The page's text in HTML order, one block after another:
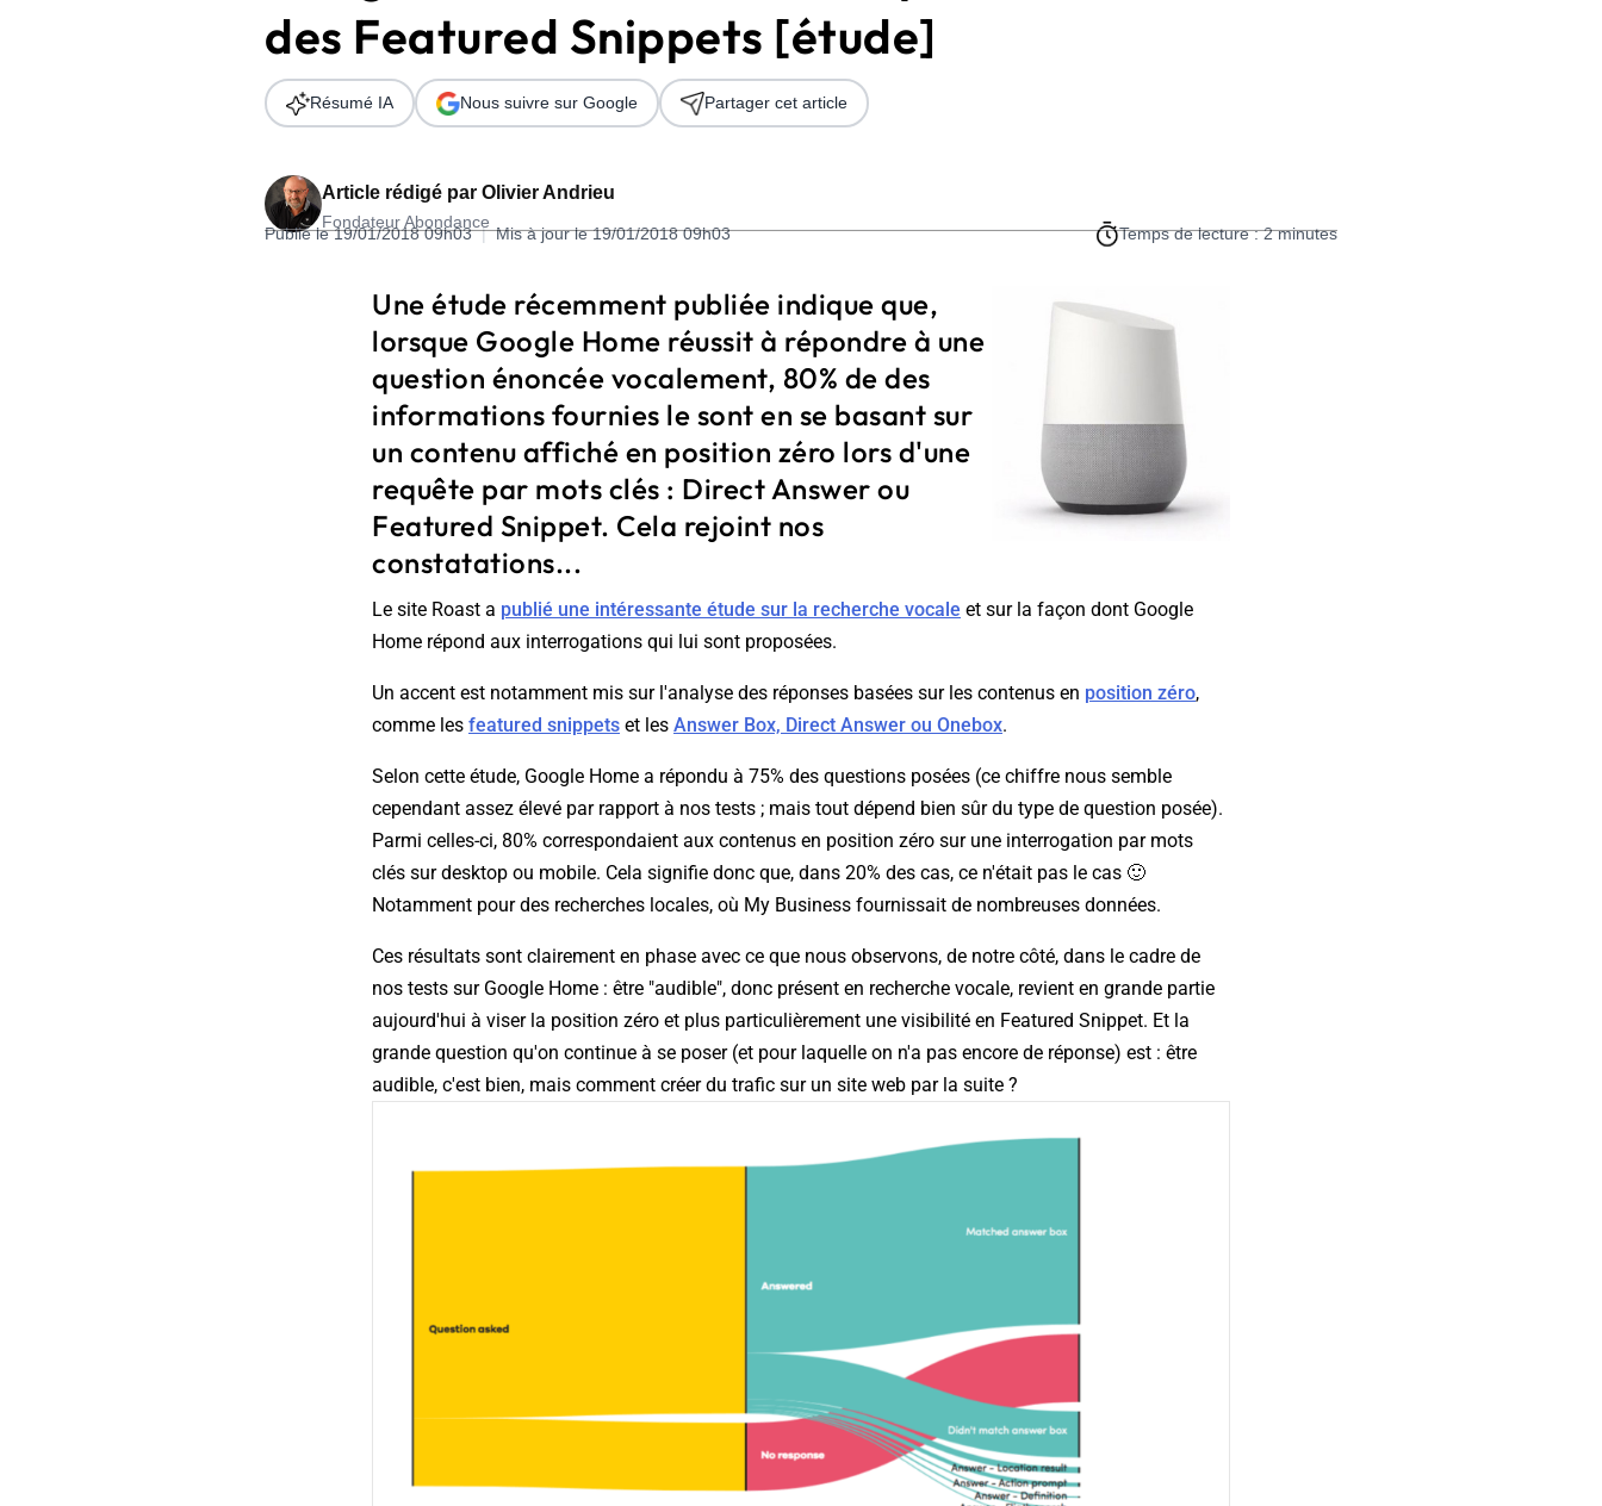
Télécharger l'Ebook
Formation SEO & GEO - Edition 2026
des Featured Snippets [étude]
Article rédigé par Olivier Andrieu
Fondateur Abondance
Publié le 19/01/2018 09h03 | Mis à jour le 19/01/2018 09h03 Temps de lecture : 2 minutes
Résumé IA Nous suivre sur Google Partager cet article
Une étude récemment publiée indique que,
lorsque Google Home réussit à répondre à une
question énoncée vocalement, 80% de des
informations fournies le sont en se basant sur
un contenu affiché en position zéro lors d'une
requête par mots clés : Direct Answer ou
Featured Snippet. Cela rejoint nos
constatations...
Le site Roast a publié une intéressante étude sur la recherche vocale et sur la façon dont Google
Home répond aux interrogations qui lui sont proposées.
Un accent est notamment mis sur l'analyse des réponses basées sur les contenus en position zéro,
comme les featured snippets et les Answer Box, Direct Answer ou Onebox.
Selon cette étude, Google Home a répondu à 75% des questions posées (ce chiffre nous semble
cependant assez élevé par rapport à nos tests ; mais tout dépend bien sûr du type de question posée).
Parmi celles-ci, 80% correspondaient aux contenus en position zéro sur une interrogation par mots
clés sur desktop ou mobile. Cela signifie donc que, dans 20% des cas, ce n'était pas le cas 🙂
Notamment pour des recherches locales, où My Business fournissait de nombreuses données.
Ces résultats sont clairement en phase avec ce que nous observons, de notre côté, dans le cadre de
nos tests sur Google Home : être "audible", donc présent en recherche vocale, revient en grande partie
aujourd'hui à viser la position zéro et plus particulièrement une visibilité en Featured Snippet. Et la
grande question qu'on continue à se poser (et pour laquelle on n'a pas encore de réponse) est : être
audible, c'est bien, mais comment créer du trafic sur un site web par la suite ?